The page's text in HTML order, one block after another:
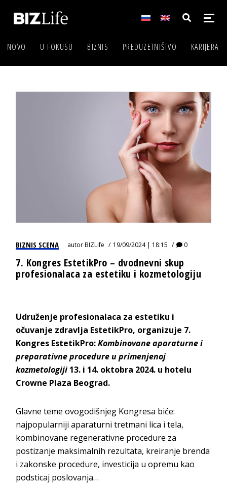
NOVO U FOKUSU BIZNIS PREDUZETNIŠTVO KARIJERA
BIZNIS SCENA autorBIZLife 19/09/2024 | 18:15 0
7. Kongres EstetikPro – dvodnevni skup
profesionalaca za estetiku i kozmetologiju
Udruženje profesionalaca za estetiku i
očuvanje zdravlja EstetikPro, organizuje 7.
Kongres EstetikPro:Kombinovane aparaturne i
preparativne procedure u primenjenoj
kozmetologiji 13. i 14. oktobra 2024. u hotelu
Crowne Plaza Beograd.
Glavne teme ovogodišnjeg Kongresa biće:
najpopularniji aparaturni tretmani lica i tela,
kombinovane regenerativne procedure za
postizanje maksimalnih rezultata, kreiranje brenda
i zakonske procedure, investicija u opremu kao
podsticaj poslovanja…